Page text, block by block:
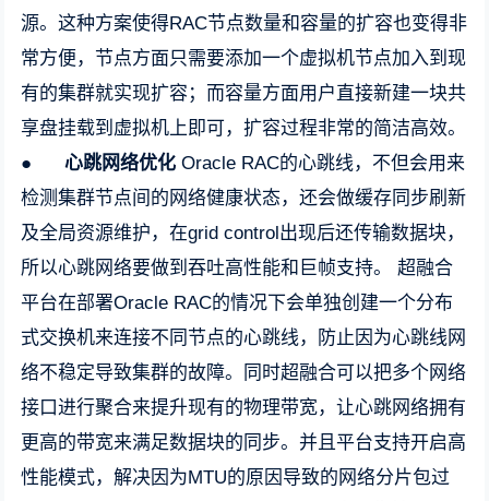
源。这种方案使得RAC节点数量和容量的扩容也变得非
常方便，节点方面只需要添加一个虚拟机节点加入到现
有的集群就实现扩容；而容量方面用户直接新建一块共
享盘挂载到虚拟机上即可，扩容过程非常的简洁高效。
●心跳网络优化 Oracle RAC的心跳线，不但会用来
检测集群节点间的网络健康状态，还会做缓存同步刷新
及全局资源维护，在grid control出现后还传输数据块，
所以心跳网络要做到吞吐高性能和巨帧支持。 超融合
平台在部署Oracle RAC的情况下会单独创建一个分布
式交换机来连接不同节点的心跳线，防止因为心跳线网
络不稳定导致集群的故障。同时超融合可以把多个网络
接口进行聚合来提升现有的物理带宽，让心跳网络拥有
更高的带宽来满足数据块的同步。并且平台支持开启高
性能模式，解决因为MTU的原因导致的网络分片包过